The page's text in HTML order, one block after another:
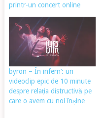
printr-un concert online
byron – În infern’: un
videoclip epic de 10 minute
despre relația distructivă pe
care o avem cu noi înșine